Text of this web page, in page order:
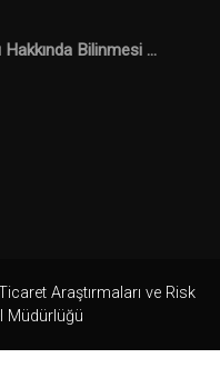
Hakkında Bilinmesi ...
Araştırmaları ve Risk
Müdürlüğü